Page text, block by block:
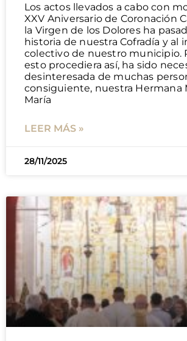
Los actos llevados a cabo con
XXV Aniversario de Coronación
la Virgen de los Dolores ha
historia de nuestra Cofradía y al
colectivo de nuestro municipio.
esto procediera así, ha sido
desinteresada de muchas
consiguiente, nuestra Hermana
María
LEER MÁS »
28/11/2025